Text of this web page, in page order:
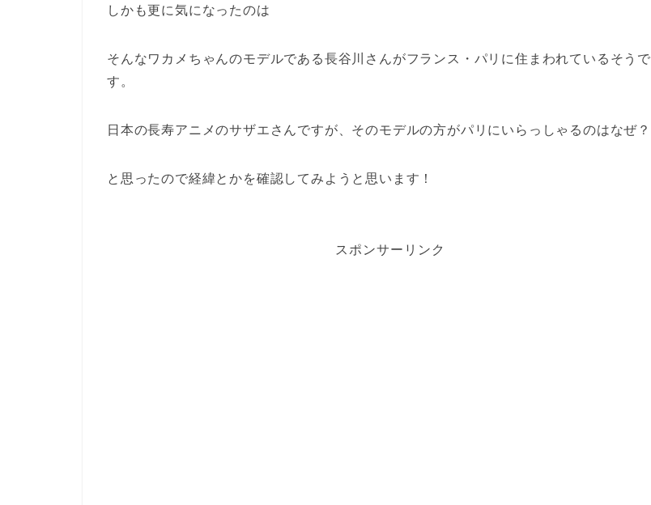
しかも更に気になったのは
そんなワカメちゃんのモデルである長谷川さんがフランス・パリに住まわれているそうで
す。
日本の長寿アニメのサザエさんですが、そのモデルの方がパリにいらっしゃるのはなぜ？
と思ったので経緯とかを確認してみようと思います！
スポンサーリンク